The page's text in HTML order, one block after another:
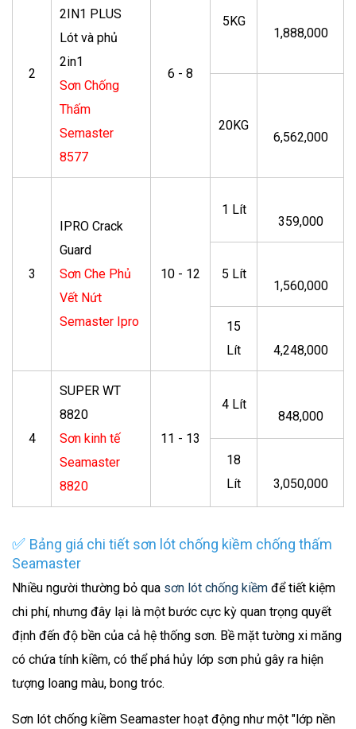
2
2IN1 PLUS
Lót và phủ
2in1
Sơn Chống
Thấm
Semaster
8577
6 - 8
5KG
1,888,000
20KG
6,562,000
3
IPRO Crack
Guard
Sơn Che Phủ
Vết Nứt
Semaster Ipro
10 - 12
1 Lít
359,000
5 Lít
1,560,000
15
Lít
4,248,000
4
SUPER WT
8820
Sơn kinh tế
Seamaster
8820
11 - 13
4 Lít
848,000
18
Lít
3,050,000
✅ Bảng giá chi tiết sơn lót chống kiềm chống thấm
Seamaster
Nhiều người thường bỏ qua sơn lót chống kiềm để tiết kiệm
chi phí, nhưng đây lại là một bước cực kỳ quan trọng quyết
định đến độ bền của cả hệ thống sơn. Bề mặt tường xi măng
có chứa tính kiềm, có thể phá hủy lớp sơn phủ gây ra hiện
tượng loang màu, bong tróc.
Sơn lót chống kiềm Seamaster hoạt động như một "lớp nền